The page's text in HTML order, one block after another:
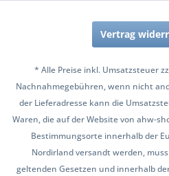
Vertrag
* Alle Preise inkl. Umsatzsteuer
Nachnahmegebühren, wenn nicht
der Lieferadresse kann die
Waren, die auf der Website von ahw-
Bestimmungsorte innerhalb der
Nordirland versandt werden,
geltenden Gesetzen und innerhalb